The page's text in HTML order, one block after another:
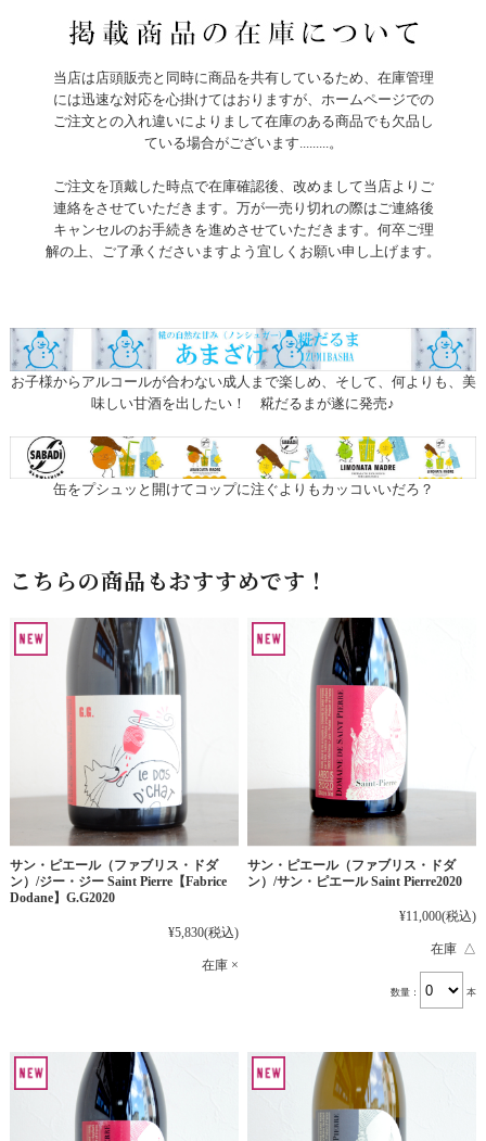
当店は店頭販売と同時に商品を共有しているため、在庫管理
には迅速な対応を心掛けてはおりますが、ホームページでの
ご注文との入れ違いによりまして在庫のある商品でも欠品し
ている場合がございます.........。
ご注文を頂戴した時点で在庫確認後、改めまして当店よりご
連絡をさせていただきます。万が一売り切れの際はご連絡後
キャンセルのお手続きを進めさせていただきます。何卒ご理
解の上、ご了承くださいますよう宜しくお願い申し上げます。
お子様からアルコールが合わない成人まで楽しめ、そして、何よりも、美
味しい甘酒を出したい！ 糀だるまが遂に発売♪
缶をプシュッと開けてコップに注ぐよりもカッコいいだろ？
こちらの商品もおすすめです！
サン・ピエール（ファブリス・ドダ
ン）/ジー・ジー Saint Pierre【Fabrice
Dodane】G.G2020
¥5,830(税込)
在庫 ×
サン・ピエール（ファブリス・ドダ
ン）/サン・ピエール Saint Pierre2020
¥11,000(税込)
在庫 △
数量： 本